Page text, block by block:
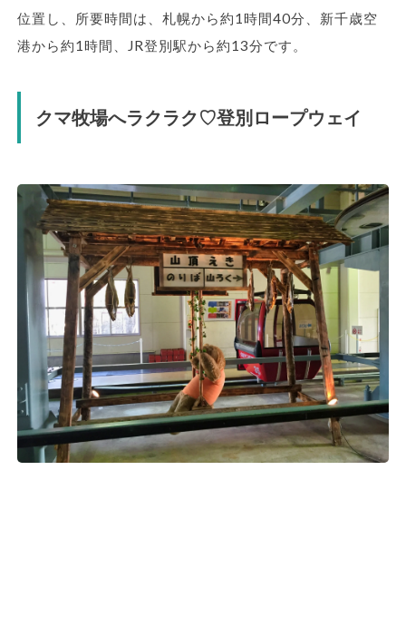
位置し、所要時間は、札幌から約1時間40分、新千歳空
港から約1時間、JR登別駅から約13分です。
クマ牧場へラクラク♡登別ロープウェイ